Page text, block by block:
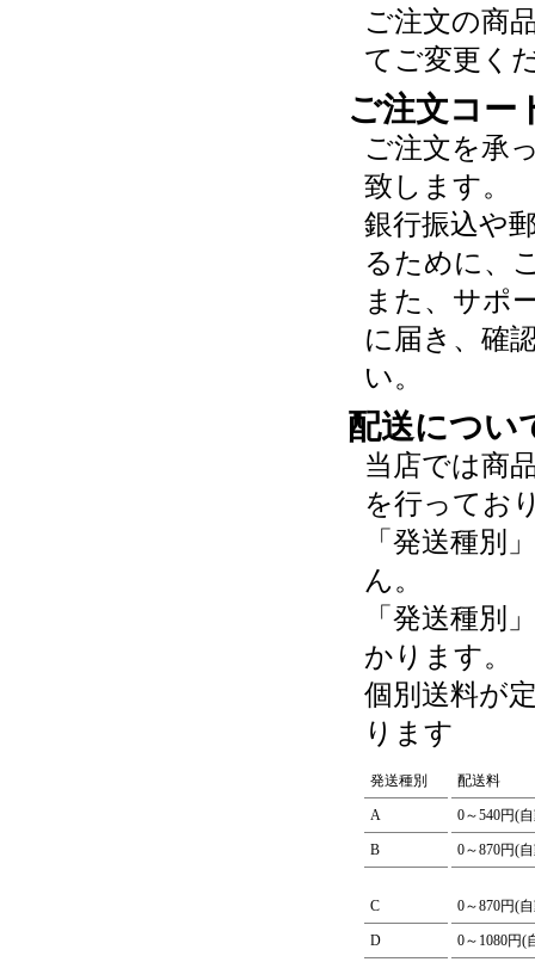
ご注文の商
てご変更く
ご注文コー
ご注文を承
致します。
銀行振込や
るために、
また、サポ
に届き、確
い。
配送につい
当店では商
を行ってお
「発送種別
ん。
「発送種別
かります。
個別送料が
ります
発送種別 配送料
A 0～540円(
B 0～870円(
C 0～870円(
D 0～1080円(